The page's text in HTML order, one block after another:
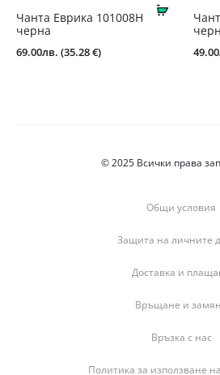
Купи
Чантa Еврика 101008Н
черна
69.00лв. (35.28 €) 49.00
© 2025 Всички права
Общи условия
Защита на личните
Доставка и
Връщане и
Връзка с нас
Политика за използване